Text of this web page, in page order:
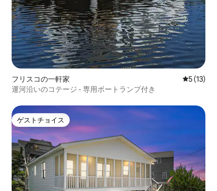
フリスコの一軒家 レビュー
5 (13)
運河沿いのコテージ - 専用ボートランプ付き
ゲストチョイス
ゲストチョイス